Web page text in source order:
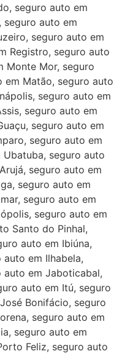
seguro auto em
seguro auto em
seguro auto em
Registro, seguro auto
Monte Mor, seguro
em Matão, seguro auto
seguro auto em
seguro auto em
seguro auto em
seguro auto em
seguro auto
seguro auto em
seguro auto em
seguro auto em
seguro auto em
Santo do Pinhal,
auto em Ibiúna,
em Ilhabela,
auto em Jaboticabal,
auto em Itú, seguro
Bonifácio, seguro
seguro auto em
seguro auto em
Feliz, seguro auto